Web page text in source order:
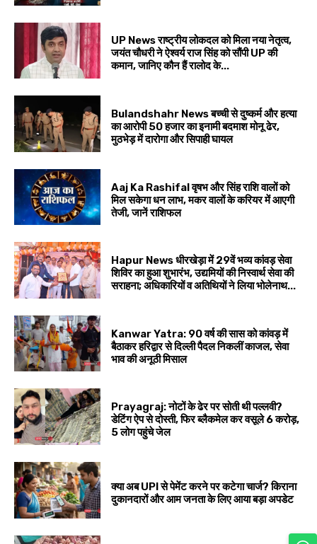
UP News राष्ट्रीय लोकदल को मिला नया नेतृत्व,
जयंत चौधरी ने ऐश्वर्य राज सिंह को सौंपी UP की
कमान, जानिए कौन हैं रालोद के...
Bulandshahr News बच्ची से दुष्कर्म और हत्या
का आरोपी 50 हजार का इनामी बदमाश मोनू ढेर,
मुठभेड़ में दारोगा और सिपाही घायल
Aaj Ka Rashifal वृषभ और सिंह राशि वालों को
मिल सकेगा धन लाभ, मकर वालों के करियर में आएगी
तेजी, जानें राशिफल
Hapur News धीरखेड़ा में 29वें भव्य कांवड़ सेवा
शिविर का हुआ शुभारंभ, उद्यमियों की निस्वार्थ सेवा की
सराहना; अधिकारियों व अतिथियों ने लिया भोलेनाथ...
Kanwar Yatra: 90 वर्ष की सास को कांवड़ में
बैठाकर हरिद्वार से दिल्ली पैदल निकलीं काजल, सेवा
भाव की अनूठी मिसाल
Prayagraj: नोटों के ढेर पर सोती थी पल्लवी?
डेटिंग ऐप से दोस्ती, फिर ब्लैकमेल कर वसूले ₹6 करोड़,
5 लोग पहुंचे जेल
क्या अब UPI से पेमेंट करने पर कटेगा चार्ज? किराना
दुकानदारों और आम जनता के लिए आया बड़ा अपडेट